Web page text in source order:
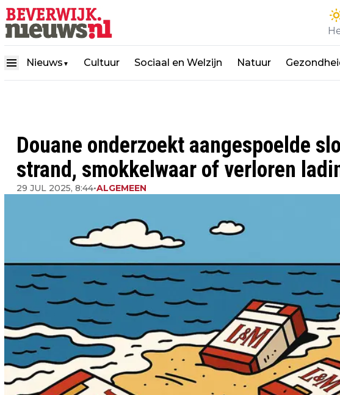
Nieuws ▼ Cultuur Sociaal en Welzijn Natuur
Douane onderzoekt aangespoelde
strand, smokkelwaar of verloren
29 JUL 2025, 8:44•ALGEMEEN